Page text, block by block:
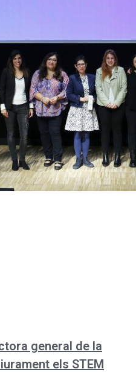
general de la
els STEM